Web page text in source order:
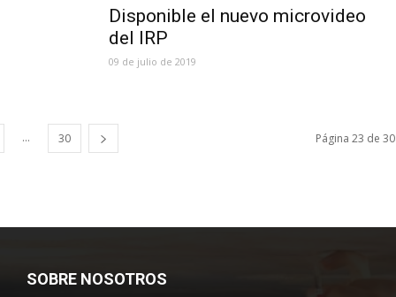
Disponible el nuevo microvideo
del IRP
09 de julio de 2019
... 30 Página 23 de 30
SOBRE NOSOTROS